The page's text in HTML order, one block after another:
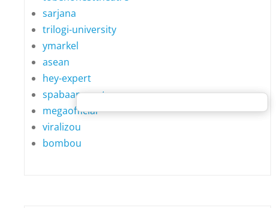
sarjana
trilogi-university
ymarkel
asean
hey-expert
spabaansuerte
megaofficial
viralizou
bombou